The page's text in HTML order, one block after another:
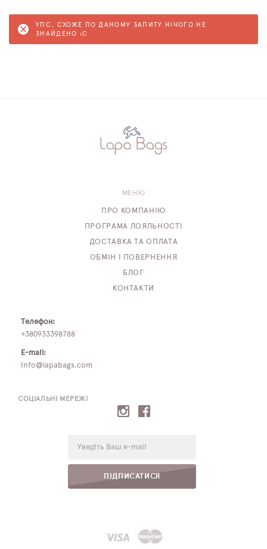
УПС, СХОЖЕ ПО ДАНОМУ ЗАПИТУ НІЧОГО НЕ
ЗНАЙДЕНО :C
СОЦІАЛЬНІ МЕРЕЖІ
ПІДПИСАТИСЯ
МЕНЮ
ПРО КОМПАНІЮ
ПРОГРАМА ЛОЯЛЬНОСТІ
ДОСТАВКА ТА ОПЛАТА
ОБМІН І ПОВЕРНЕННЯ
БЛОГ
КОНТАКТИ
Телефон:
+380933398788
E-mail:
info@lapabags.com